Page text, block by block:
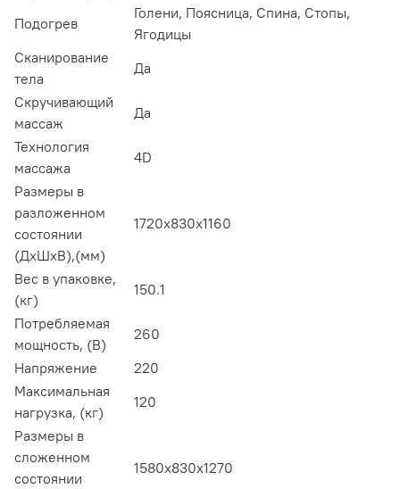
Подогрев
Голени, Поясница, Спина, Стопы,
Ягодицы
Сканирование
тела
Да
Скручивающий
массаж
Да
Технология
массажа
4D
Размеры в
разложенном
состоянии
(ДхШхВ),(мм)
1720x830x1160
Вес в упаковке,
(кг)
150.1
Потребляемая
мощность, (В)
260
Напряжение
220
Максимальная
нагрузка, (кг)
120
Размеры в
сложенном
состоянии
1580x830x1270